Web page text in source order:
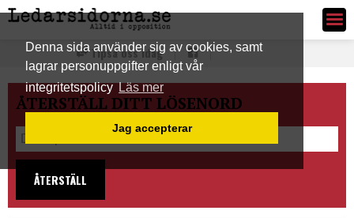
Denna sida använder sig av cookies, samt
lagrar personuppgifter enligt vår
integritetspolicyLäs mer
Jag accepterar
Ledarsidorna.se
Tipsa oss idag
ÅTERSTÄLL DITT LÖSENORD
ÅTERSTÄLL